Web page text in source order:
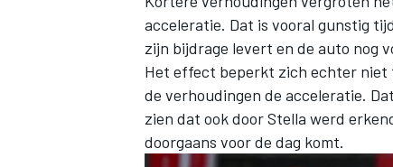
MEER RACEKLASSEN
acceleratie. Dat is vooral gunstig
zijn bijdrage levert en de auto nog
Het effect beperkt zich echter niet
de verhoudingen de acceleratie.
zien dat ook door Stella werd
doorgaans voor de dag komt.